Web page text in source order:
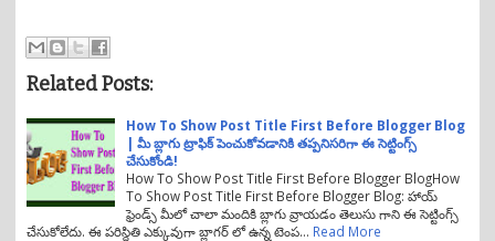
Related Posts:
How To Show Post Title First Before Blogger Blog
| మీ బ్లాగు ట్రాఫిక్ పెంచుకోవడానికి తప్పనిసరిగా ఈ సెట్టింగ్స్
చేసుకోండి!
How To Show Post Title First Before Blogger BlogHow
To Show Post Title First Before Blogger Blog: హాయ్
ఫ్రెండ్స్ మీలో చాలా మందికి బ్లాగు వ్రాయడం తెలుసు గాని ఈ సెట్టింగ్స్
చేసుకోలేదు. ఈ పరిస్థితి ఎక్కువుగా బ్లాగర్ లో ఉన్న టెంప… Read More